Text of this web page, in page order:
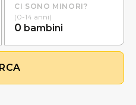
CI SONO MINORI?
(0-14 anni)
0 bambini